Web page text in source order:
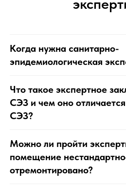
Когда нужна санитарно-
эпидемиологическая
Что такое экспертное
СЭЗ и чем оно
СЭЗ?
Можно ли пройти
помещение
отремонтировано?